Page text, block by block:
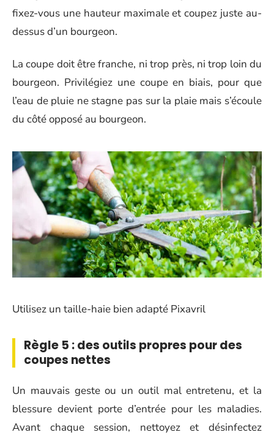
fixez-vous une hauteur maximale et coupez juste au-
dessus d’un bourgeon.
La coupe doit être franche, ni trop près, ni trop loin du
bourgeon. Privilégiez une coupe en biais, pour que
l’eau de pluie ne stagne pas sur la plaie mais s’écoule
du côté opposé au bourgeon.
Utilisez un taille-haie bien adapté Pixavril
Règle 5 : des outils propres pour des
coupes nettes
Un mauvais geste ou un outil mal entretenu, et la
blessure devient porte d’entrée pour les maladies.
Avant chaque session, nettoyez et désinfectez